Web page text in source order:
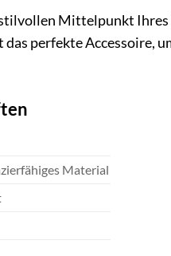
Mittelpunkt
perfekte Accessoire,
Material